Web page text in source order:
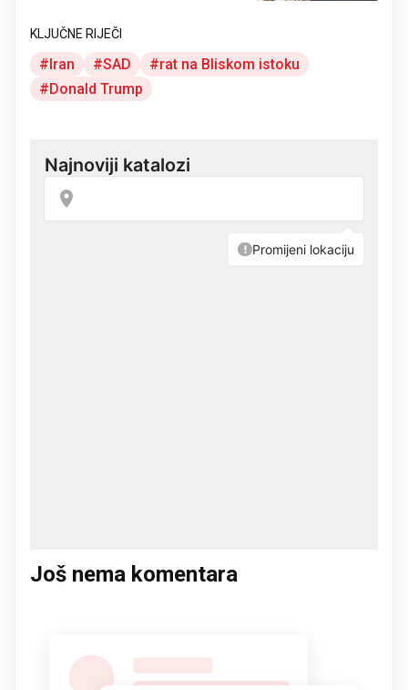
KLJUČNE RIJEČI
Iran SAD
rat na Bliskom istoku
Donald Trump
Još nema komentara